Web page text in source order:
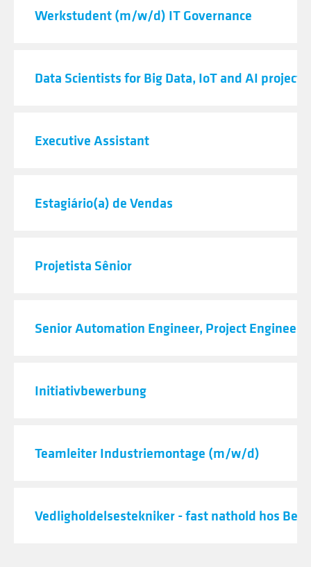
Werkstudent (m/w/d) IT Governance
Data Scientists for Big Data, IoT and AI projects
Executive Assistant
Estagiário(a) de Vendas
Projetista Sênior
Senior Automation Engineer, Project
Initiativbewerbung
Teamleiter Industriemontage (m/w/d)
Vedligholdelsestekniker - fast nathold hos